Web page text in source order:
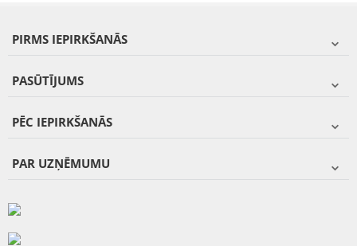
PIRMS IEPIRKŠANĀS
PASŪTĪJUMS
PĒC IEPIRKŠANĀS
PAR UZŅĒMUMU